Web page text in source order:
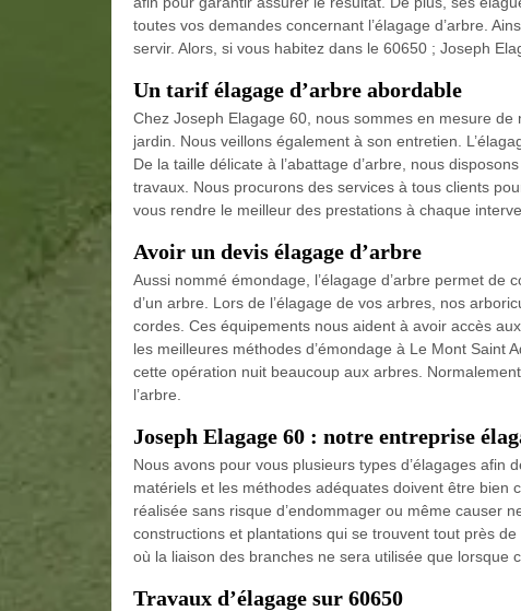
toutes vos demandes concernant l’élagage d’arbre.
servir. Alors, si vous habitez dans le 60650 ; Joseph
Un tarif élagage d’arbre abordable
Chez Joseph Elagage 60, nous sommes en mesure
jardin. Nous veillons également à son entretien.
De la taille délicate à l’abattage d’arbre, nous
travaux. Nous procurons des services à tous clients
vous rendre le meilleur des prestations à chaque
Avoir un devis élagage d’arbre
Aussi nommé émondage, l’élagage d’arbre permet
d’un arbre. Lors de l’élagage de vos arbres, nos
cordes. Ces équipements nous aident à avoir accès
les meilleures méthodes d’émondage à Le Mont Saint
cette opération nuit beaucoup aux arbres.
l’arbre.
Joseph Elagage 60 : notre entreprise
Nous avons pour vous plusieurs types d’élagages
matériels et les méthodes adéquates doivent être bien
réalisée sans risque d’endommager ou même causer
constructions et plantations qui se trouvent tout près
où la liaison des branches ne sera utilisée que lorsque
Travaux d’élagage sur 60650